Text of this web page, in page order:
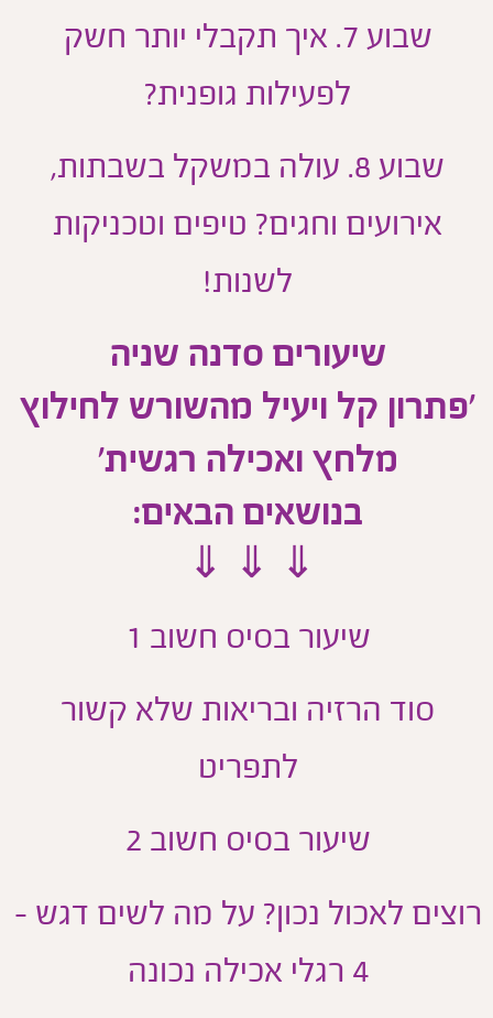
שבוע 7. איך תקבלי יותר חשק
לפעילות גופנית?
שבוע 8. עולה במשקל בשבתות,
אירועים וחגים? טיפים וטכניקות
לשנות!
שיעורים סדנה שניה
קל ויעיל מהשורש לחילוץ
מלחץ ואכילה רגשית'
בנושאים הבאים:
⇓ ⇓ ⇓
שיעור בסיס חשוב 1
סוד הרזיה ובריאות שלא קשור
לתפריט
שיעור בסיס חשוב 2
לאכול נכון? על מה לשים דגש -